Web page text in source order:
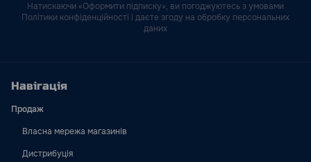
Натискаючи «Оформити підписку», ви погоджуютесь з умовами
Політики конфіденційності і даєте згоду на обробку персональних
даних
Навігація
Продаж
Власна мережа магазинів
Дистрибуція